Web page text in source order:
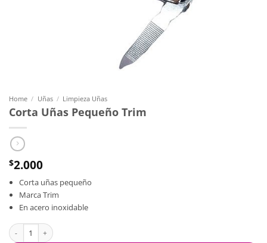
Home / Uñas / Limpieza Uñas
Corta Uñas Pequeño Trim
$2.000
Corta uñas pequeño
Marca Trim
En acero inoxidable
Corta Uñas Pequeño Trim quantity